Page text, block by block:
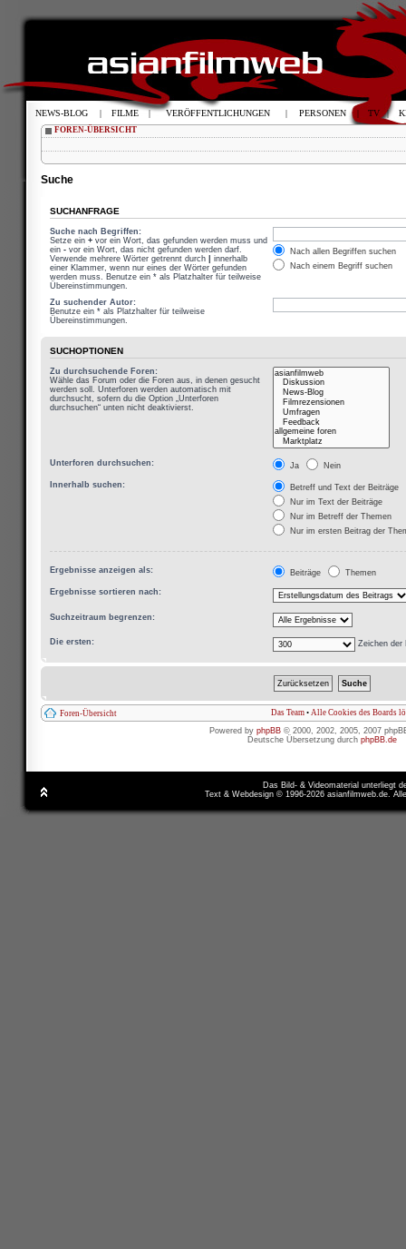
FOREN-ÜBERSICHT
Suche
SUCHANFRAGE
Suche nach Begriffen:
Setze ein + vor ein Wort, das gefunden werden muss und
ein - vor ein Wort, das nicht gefunden werden darf.
Verwende mehrere Wörter getrennt durch
innerhalb
einer Klammer, wenn nur eines der Wörter gefunden
werden muss. Benutze ein * als Platzhalter für teilweise
Übereinstimmungen.
Nach allen Begriffen suchen
Nach einem Begriff suchen
Zu suchender Autor:
Benutze ein * als Platzhalter für teilweise
Übereinstimmungen.
SUCHOPTIONEN
Zu durchsuchende Foren:
Wähle das Forum oder die Foren aus, in denen gesucht
werden soll. Unterforen werden automatisch mit
durchsucht, sofern du die Option „Unterforen
durchsuchen“ unten nicht deaktivierst.
Unterforen durchsuchen: Ja Nein
Innerhalb suchen:
Betreff und Text der Beiträge
Nur im Text der Beiträge
Nur im Betreff der Themen
Nur im ersten Beitrag der
Ergebnisse anzeigen als: Beiträge Themen
Ergebnisse sortieren nach:
Suchzeitraum begrenzen:
Die ersten: Zeichen der
Foren-Übersicht Das Team • Alle Cookies des Boards
Powered by phpBB © 2000, 2002, 2005, 2007
Deutsche Übersetzung durch phpBB.de
Das Bild- & Videomaterial unterliegt
Text & Webdesign © 1996-2026 asianfilmweb.de.
NEWS-BLOG | FILME | VERÖFFENTLICHUNGEN | PERSONEN | TV |